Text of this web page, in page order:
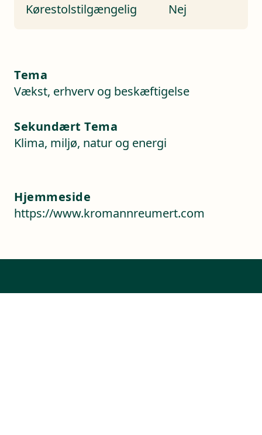
Kørestolstilgængelig
Nej
Tema
Vækst, erhverv og beskæftigelse
Sekundært Tema
Klima, miljø, natur og energi
Hjemmeside
https://www.kromannreumert.com